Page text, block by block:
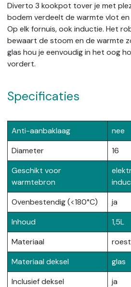
Diverto 3 kookpot tover je met
bodem verdeelt de warmte vlot
Op elk fornuis, ook inductie. Het
bewaart de stoom en de warmte
glas hou je eenvoudig in het oog
vordert.
Specificaties
Anti-aanbaklaag
nee
Diameter
16
Geschikt voor
warmtebron
Ovenbestendig (<180°C)
ja
Inhoud
1,5L
Materiaal
Materiaal deksel
glas
Inclusief deksel
ja